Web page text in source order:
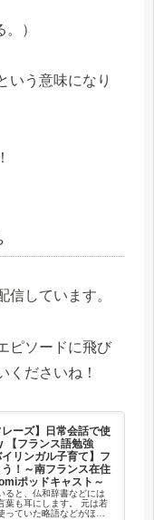
）
いう意味になり
信しています。
ピソードに飛び
くださいね！
レーズ】日常会話で使
【フランス語勉強
リンガル子育て】フ
！～南フランス在住
ポッドキャスト～
ると、仏和辞書などには
葉も耳にします。 元は若
っていた略語などがほと